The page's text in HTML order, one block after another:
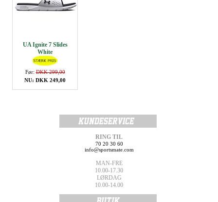
UA Ignite 7 Slides
White
Før:DKK 299,00
NU: DKK 249,00
RING TIL
70 20 30 60
info@sportsmate.com
MAN-FRE
10.00-17.30
LØRDAG
10.00-14.00